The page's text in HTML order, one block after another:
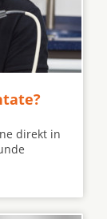
direkt in